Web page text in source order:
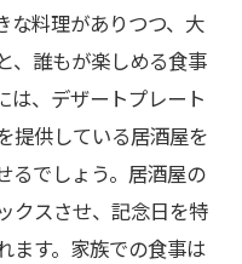
な料理がありつつ、大
、誰もが楽しめる食事
は、デザートプレート
提供している居酒屋を
るでしょう。居酒屋の
クスさせ、記念日を特
ます。家族での食事は